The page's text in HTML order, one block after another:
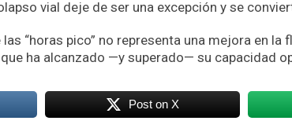
vial deje de ser una excepción y se
“horas pico” no representa una mejora en la
ha alcanzado —y superado— su capacidad
Post on X